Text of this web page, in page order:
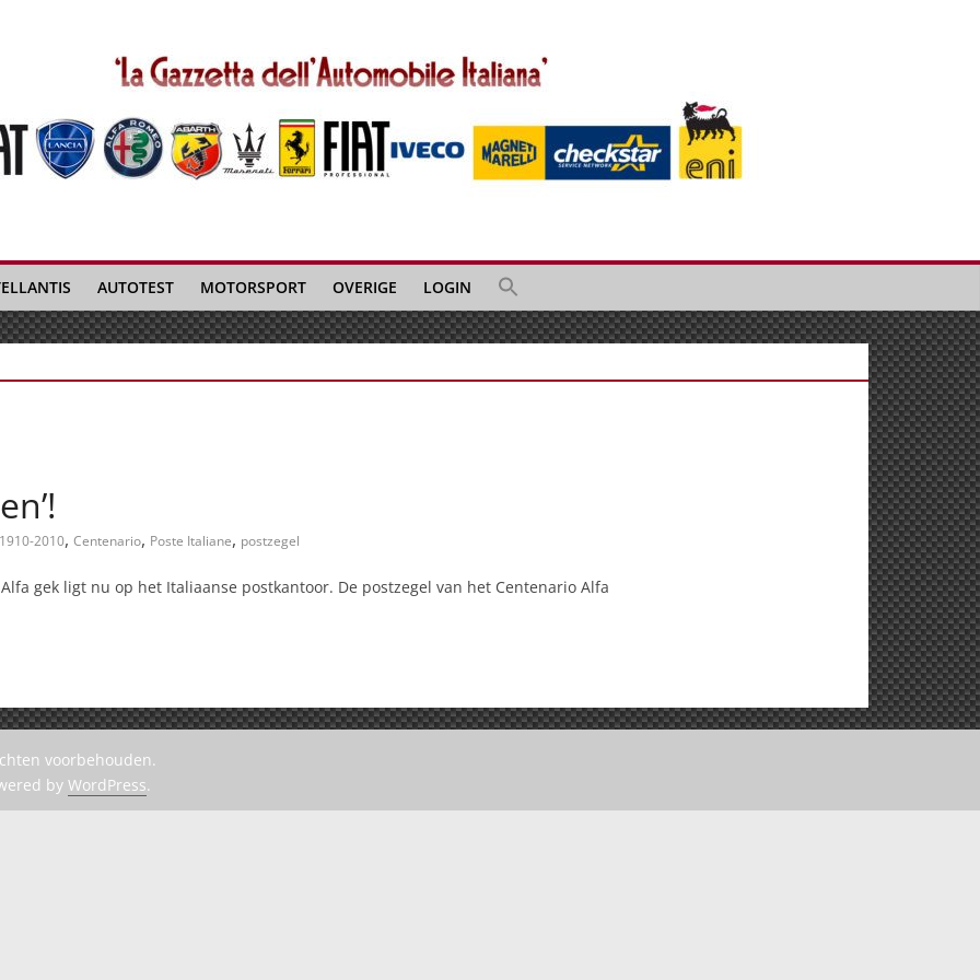
AUTOTEST MOTORSPORT OVERIGE LOGIN
1910-2010, Centenario, Poste Italiane, postzegel
gek ligt nu op het Italiaanse postkantoor. De postzegel van het Centenario Alfa
voorbehouden.
by WordPress.